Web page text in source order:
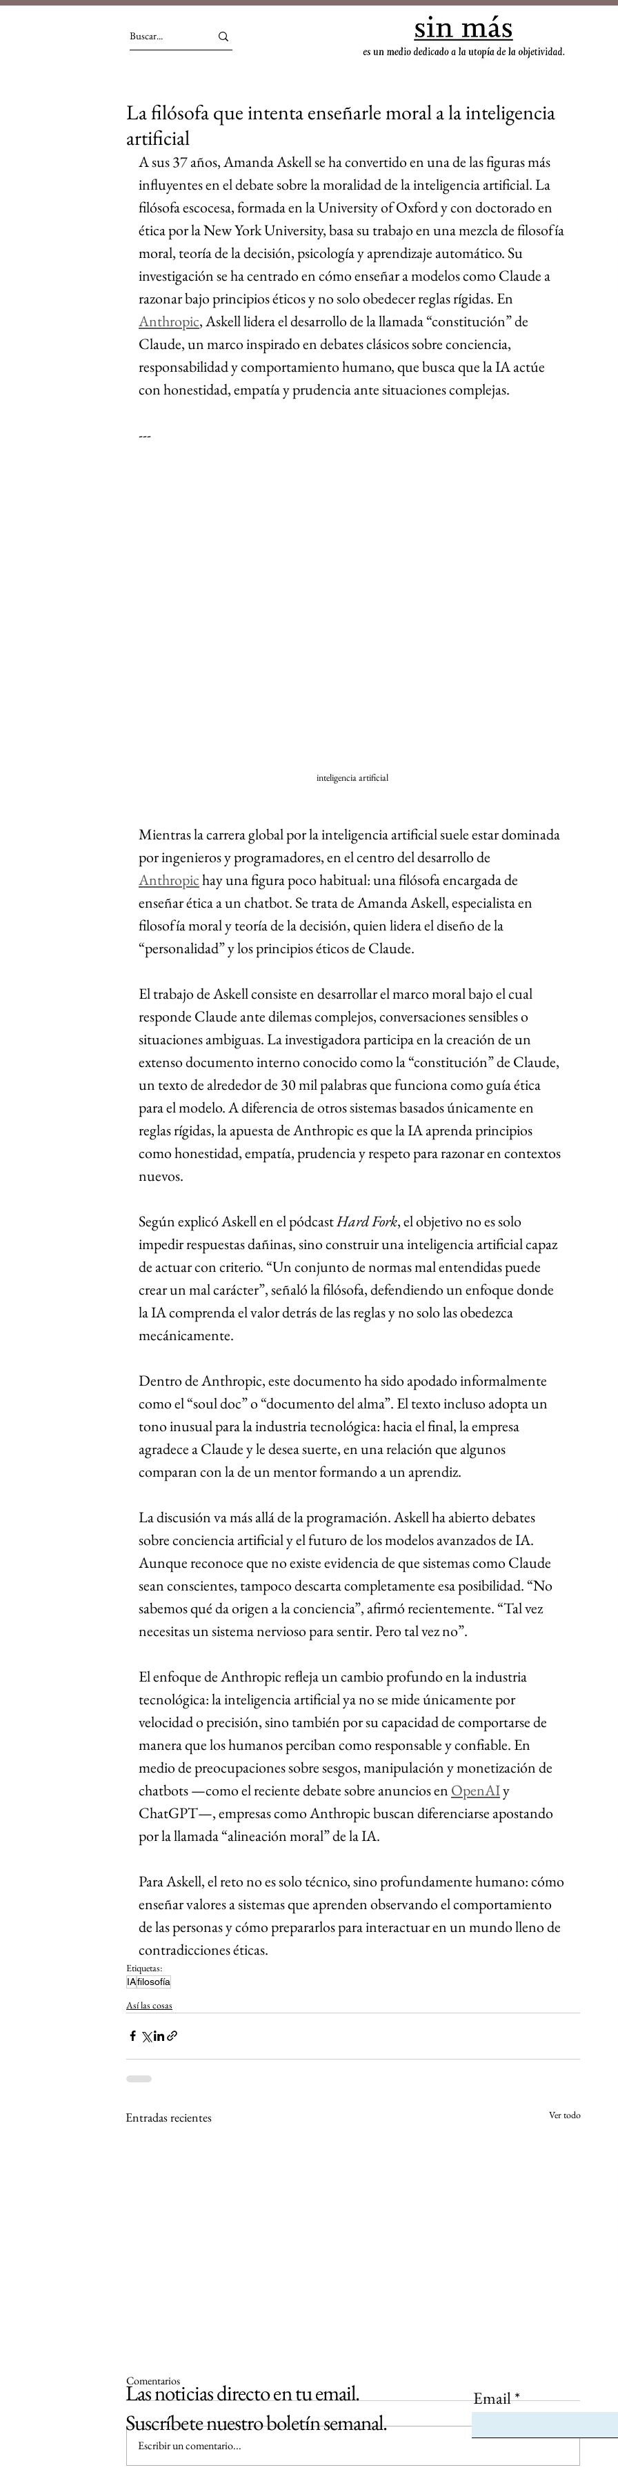
La filósofa que intenta enseñarle moral a la inteligencia
artificial
A sus 37 años, Amanda Askell se ha convertido en una de las figuras más
influyentes en el debate sobre la moralidad de la inteligencia artificial. La
filósofa escocesa, formada en la University of Oxford y con doctorado en
ética por la New York University, basa su trabajo en una mezcla de filosofía
moral, teoría de la decisión, psicología y aprendizaje automático. Su
investigación se ha centrado en cómo enseñar a modelos como Claude a
razonar bajo principios éticos y no solo obedecer reglas rígidas. En
Anthropic, Askell lidera el desarrollo de la llamada “constitución” de
Claude, un marco inspirado en debates clásicos sobre conciencia,
responsabilidad y comportamiento humano, que busca que la IA actúe
con honestidad, empatía y prudencia ante situaciones complejas.
---
inteligencia artificial
Mientras la carrera global por la inteligencia artificial suele estar dominada
por ingenieros y programadores, en el centro del desarrollo de
Anthropic hay una figura poco habitual: una filósofa encargada de
enseñar ética a un chatbot. Se trata de Amanda Askell, especialista en
filosofía moral y teoría de la decisión, quien lidera el diseño de la
“personalidad” y los principios éticos de Claude.
El trabajo de Askell consiste en desarrollar el marco moral bajo el cual
responde Claude ante dilemas complejos, conversaciones sensibles o
situaciones ambiguas. La investigadora participa en la creación de un
extenso documento interno conocido como la “constitución” de Claude,
un texto de alrededor de 30 mil palabras que funciona como guía ética
para el modelo. A diferencia de otros sistemas basados únicamente en
reglas rígidas, la apuesta de Anthropic es que la IA aprenda principios
como honestidad, empatía, prudencia y respeto para razonar en contextos
nuevos.
Según explicó Askell en el pódcast Hard Fork, el objetivo no es solo
impedir respuestas dañinas, sino construir una inteligencia artificial capaz
de actuar con criterio. “Un conjunto de normas mal entendidas puede
crear un mal carácter”, señaló la filósofa, defendiendo un enfoque donde
la IA comprenda el valor detrás de las reglas y no solo las obedezca
mecánicamente.
Dentro de Anthropic, este documento ha sido apodado informalmente
como el “soul doc” o “documento del alma”. El texto incluso adopta un
tono inusual para la industria tecnológica: hacia el final, la empresa
agradece a Claude y le desea suerte, en una relación que algunos
comparan con la de un mentor formando a un aprendiz.
La discusión va más allá de la programación. Askell ha abierto debates
sobre conciencia artificial y el futuro de los modelos avanzados de IA.
Aunque reconoce que no existe evidencia de que sistemas como Claude
sean conscientes, tampoco descarta completamente esa posibilidad. “No
sabemos qué da origen a la conciencia”, afirmó recientemente. “Tal vez
necesitas un sistema nervioso para sentir. Pero tal vez no”.
El enfoque de Anthropic refleja un cambio profundo en la industria
tecnológica: la inteligencia artificial ya no se mide únicamente por
velocidad o precisión, sino también por su capacidad de comportarse de
manera que los humanos perciban como responsable y confiable. En
medio de preocupaciones sobre sesgos, manipulación y monetización de
chatbots —como el reciente debate sobre anuncios en OpenAI y
ChatGPT—, empresas como Anthropic buscan diferenciarse apostando
por la llamada “alineación moral” de la IA.
Para Askell, el reto no es solo técnico, sino profundamente humano: cómo
enseñar valores a sistemas que aprenden observando el comportamiento
de las personas y cómo prepararlos para interactuar en un mundo lleno de
contradicciones éticas.
Etiquetas:
IAfilosofía
Así las cosas
Entradas recientes Ver todo
Comentarios
Escribir un comentario...
Email
Las noticias directo en tu email.
Suscríbete nuestro boletín semanal.